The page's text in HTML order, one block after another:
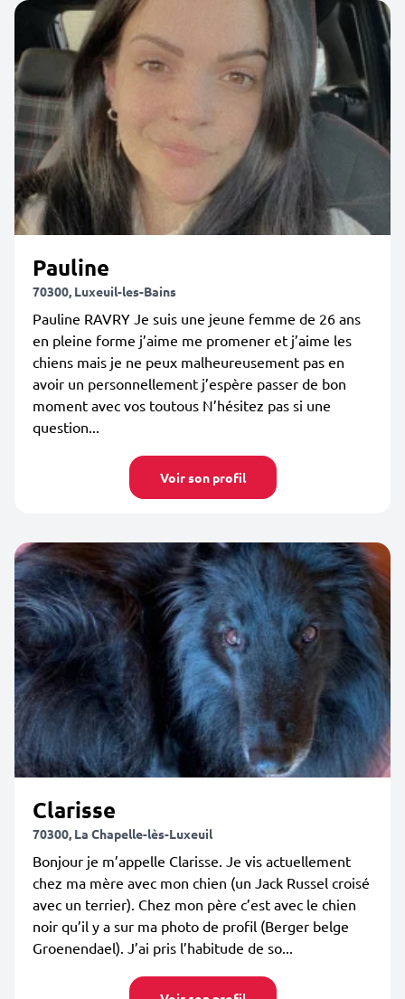
Pauline
70300, Luxeuil-les-Bains
Pauline RAVRY Je suis une jeune femme de 26 ans
en pleine forme j’aime me promener et j’aime les
chiens mais je ne peux malheureusement pas en
avoir un personnellement j’espère passer de bon
moment avec vos toutous N’hésitez pas si une
question...
Voir son profil
Clarisse
70300, La Chapelle-lès-Luxeuil
Bonjour je m’appelle Clarisse. Je vis actuellement
chez ma mère avec mon chien (un Jack Russel croisé
avec un terrier). Chez mon père c’est avec le chien
noir qu’il y a sur ma photo de profil (Berger belge
Groenendael). J’ai pris l’habitude de so...